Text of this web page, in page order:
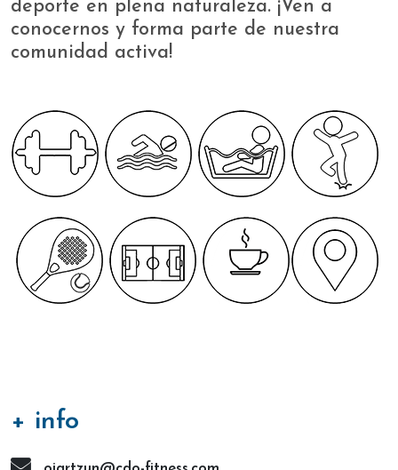
deporte en plena naturaleza. ¡Ven a
conocernos y forma parte de nuestra
comunidad activa!
+ info